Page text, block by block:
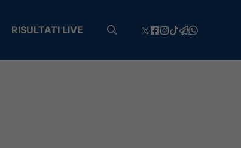
RISULTATI LIVE